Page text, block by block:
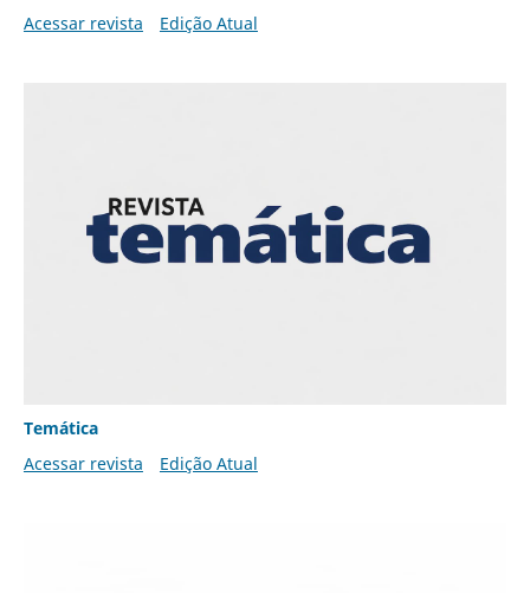
Acessar revista
Edição Atual
Temática
Acessar revista
Edição Atual